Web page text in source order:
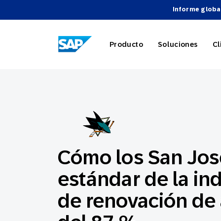
Informe
SAP ENGAGEMENT CLOUD
Producto Soluciones
Viajes y
Carreras
Socios
Webinarios
Cómo los San
estándar de la
de renovación